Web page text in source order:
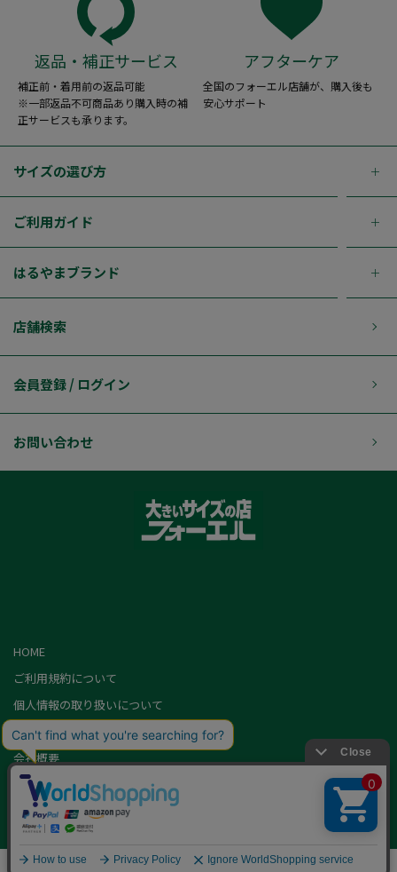
返品・補正サービス
補正前・着用前の返品可能
※一部返品不可商品あり購入時の補
正サービスも承ります。
アフターケア
全国のフォーエル店舗が、購入後も
安心サポート
サイズの選び方
ご利用ガイド
はるやまブランド
店舗検索
会員登録 / ログイン
お問い合わせ
HOME
ご利用規約について
個人情報の取り扱いについて
特定商取引に基づく表記
会社概要
カード会員（情報変更/ポイント照会）
お問い合わせ
Copyright,FOEL All rights Reserved.